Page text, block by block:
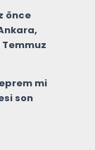
önce
Temmuz
mi
son